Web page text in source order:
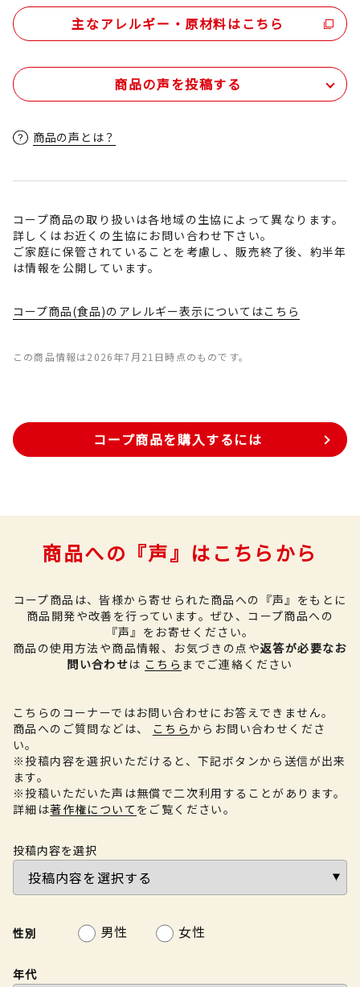
主なアレルギー・原材料はこちら
商品の声を投稿する
商品の声とは？
コープ商品の取り扱いは各地域の生協によって異なります。
詳しくはお近くの生協にお問い合わせ下さい。
ご家庭に保管されていることを考慮し、販売終了後、約半年
は情報を公開しています。
コープ商品(食品)のアレルギー表示についてはこちら
この商品情報は2026年7月21日時点のものです。
コープ商品を購入するには
商品への『声』はこちらから
コープ商品は、皆様から寄せられた商品への『声』をもとに
商品開発や改善を行っています。 ぜひ、コープ商品への
『声』をお寄せください。
商品の使用方法や商品情報、お気づきの点や返答が必要なお
問い合わせは こちら までご連絡ください
こちらのコーナーではお問い合わせにお答えできません。
商品へのご質問などは、
こちらからお問い合わせくださ
い。
※投稿内容を選択いただけると、下記ボタンから送信が出来
ます。
※投稿いただいた声は無償で二次利用することがあります。
詳細は著作権について をご覧ください。
投稿内容を選択
性別 男性 女性
年代